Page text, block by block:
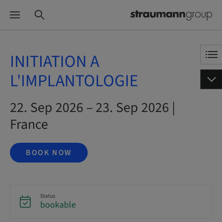
INITIATION A
L'IMPLANTOLOGIE
22. Sep 2026 – 23. Sep 2026 |
France
BOOK NOW
Status
bookable